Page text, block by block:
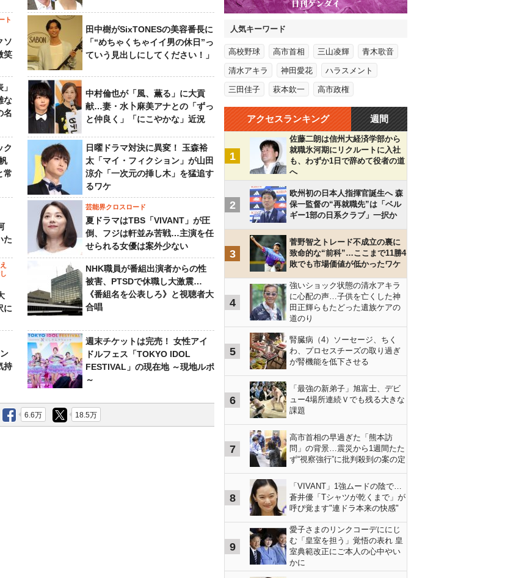
ト
ソ
笑
田中樹がSixTONESの美容番長に
「“めちゃくちゃイイ男の休日”っ
ていう見出しにしてください！」
な
名
中村倫也が「風、薫る」に大貢
献…妻・水卜麻美アナとの「ずっ
と仲良く」「にこやかな」近況
ク
常
日曜ドラマ対決に異変！ 玉森裕
太「マイ・フィクション」が山田
涼介「一次元の挿し木」を猛追す
るワケ
た
芸能界クロスロード
夏ドラマはTBS「VIVANT」が圧
倒、フジは軒並み苦戦…主演を任
せられる女優は案外少ない
に
NHK職員が番組出演者からの性
被害、PTSDで休職し大激震…
《番組名を公表しろ》と視聴者大
合唱
持
週末チケットは完売！ 女性アイ
ドルフェス「TOKYO IDOL
FESTIVAL」の現在地 ～現地ルポ
～
6.6万 18.5万
人気キーワード
高校野球 高市首相 三山凌輝 青木歌音
清水アキラ 神田愛花 ハラスメント
三田佳子 萩本欽一 高市政権
アクセスランキング 週間
1
佐藤二朗は信州大経済学部から
就職氷河期にリクルートに入社
も、わずか1日で辞めて役者の道
へ
2
欧州初の日本人指揮官誕生へ 森
保一監督の“再就職先”は「ベル
ギー1部の日系クラブ」一択か
3
菅野智之トレード不成立の裏に
致命的な“前科”…ここまで11勝4
敗でも市場価値が低かったワケ
4
強いショック状態の清水アキラ
に心配の声…子供を亡くした神
田正輝らもたどった遺族ケアの
道のり
5
腎臓病（4）ソーセージ、ちく
わ、プロセスチーズの取り過ぎ
が腎機能を低下させる
6
「最強の新弟子」旭富士、デビ
ュー4場所連続Ｖでも残る大きな
課題
7
高市首相の早過ぎた「熊本訪
問」の背景…震災から1週間たた
ず“視察強行”に批判殺到の案の定
8
「VIVANT」1強ムードの陰で…
蒼井優「Tシャツが乾くまで」が
呼び覚ます"連ドラ本来の快感"
9
愛子さまのリンクコーデににじ
む「皇室を担う」覚悟の表れ 皇
室典範改正にご本人の心中やい
かに